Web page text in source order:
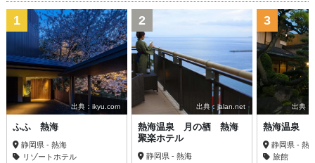
出典：ikyu.com
1
ふふ 熱海
静岡県 - 熱海
リゾートホテル
出典：jalan.net
2
熱海温泉 月の栖 熱海
聚楽ホテル
静岡県 - 熱海
出典：
3
熱海温泉
静岡県 - 熱
旅館